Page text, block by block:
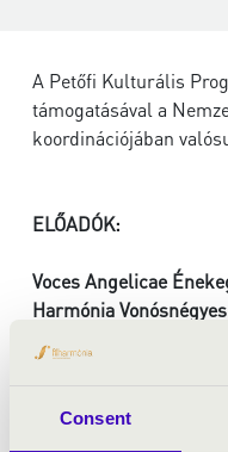
Consent
A Petőfi Kulturális
támogatásával a
koordinációjában
ELŐADÓK:
Voces Angelicae
Harmónia Vonósnégyes
vezényel: